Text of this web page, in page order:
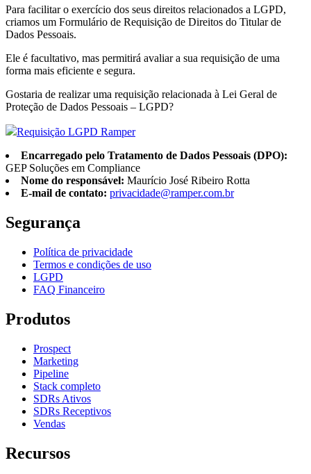
Para facilitar o exercício dos seus direitos relacionados a LGPD,
criamos um Formulário de Requisição de Direitos do Titular de
Dados Pessoais.
Ele é facultativo, mas permitirá avaliar a sua requisição de uma
forma mais eficiente e segura.
Gostaria de realizar uma requisição relacionada à Lei Geral de
Proteção de Dados Pessoais – LGPD?
Requisição LGPD Ramper
Encarregado pelo Tratamento de Dados Pessoais (DPO):
GEP Soluções em Compliance
Nome do responsável: Maurício José Ribeiro Rotta
E-mail de contato: privacidade@ramper.com.br
Segurança
Política de privacidade
Termos e condições de uso
LGPD
FAQ Financeiro
Produtos
Prospect
Marketing
Pipeline
Stack completo
SDRs Ativos
SDRs Receptivos
Vendas
Recursos